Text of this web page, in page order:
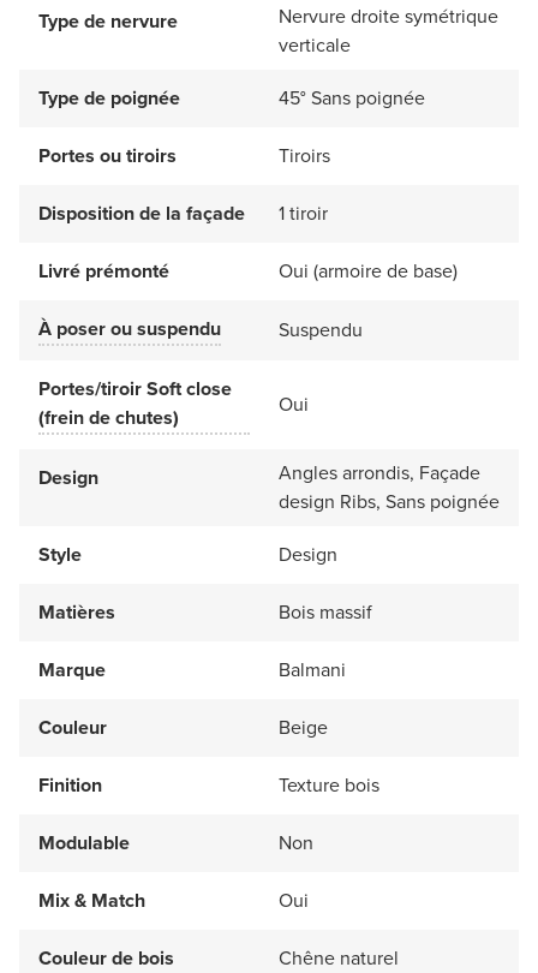
Type de nervure
Nervure droite symétrique
verticale
Type de poignée
45° Sans poignée
Portes ou tiroirs Tiroirs
Disposition de la façade 1 tiroir
Livré prémonté Oui (armoire de base)
À poser ou suspendu Suspendu
Portes/tiroir Soft close
(frein de chutes)
Oui
Design
Angles arrondis, Façade
design Ribs, Sans poignée
Style
Design
Matières Bois massif
Marque Balmani
Couleur Beige
Finition Texture bois
Modulable Non
Mix & Match Oui
Couleur de bois Chêne naturel